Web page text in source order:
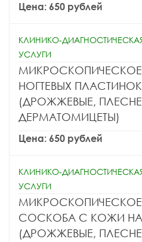
Цена: 650 рублей
КЛИНИКО-
УСЛУГИ
НОГТЕВЫХ
(ДРОЖЖЕВЫЕ,
ДЕРМАТОМИЦЕТЫ)
Цена: 650 рублей
КЛИНИКО-
УСЛУГИ
СОСКОБА С КОЖИ НА
(ДРОЖЖЕВЫЕ,